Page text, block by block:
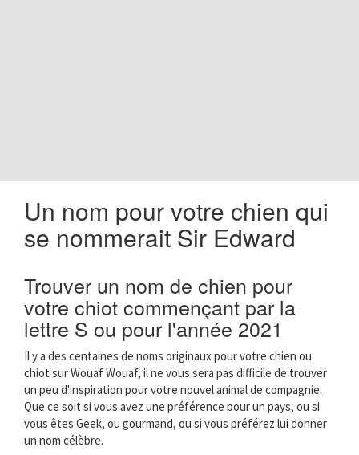
Un nom pour votre chien qui
se nommerait Sir Edward
Trouver un nom de chien pour
votre chiot commençant par la
lettre S ou pour l'année 2021
Il y a des centaines de noms originaux pour votre chien ou
chiot sur Wouaf Wouaf, il ne vous sera pas difficile de trouver
un peu d'inspiration pour votre nouvel animal de compagnie.
Que ce soit si vous avez une préférence pour un pays, ou si
vous êtes Geek, ou gourmand, ou si vous préférez lui donner
un nom célèbre.